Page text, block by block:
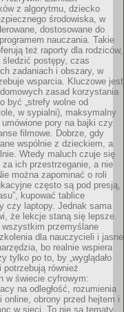
z algorytmu, dziecko
środowiska, w
dostosowane do
nauczania. Takie
też raporty dla rodziców,
postępy, czas
zadaniach i obszary, w
wsparcia. Kluczowe jest
zasad korzystania
być „strefy wolne od
w sypialni), maksymalny
pory na bajki czy
filmowe. Dobrze, gdy
wspólnie z dzieckiem, a
Wtedy maluch czuje się
za ich przestrzeganie, a nie
można zapominać o roli
często są pod presją,
kupować tablice
czy laptopy. Jednak sama
że lekcje staną się lepsze.
wszystkim przemyślane
dla nauczycieli i jasne
bo realnie wspiera
tylko po to, by „wyglądało
potrzebują również
w świecie cyfrowym:
na odległość, rozumienia
online, obrony przed hejtem i
w sieci. To nie są tematy